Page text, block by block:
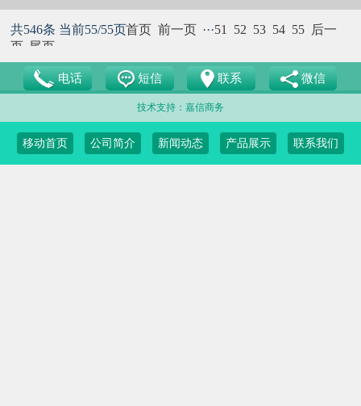
共546条 当前55/55页首页 前一页 ···51 52 53 54 55 后一
页 尾页
电话 短信 联系 微信
技术支持：嘉信商务
移动首页 公司简介 新闻动态 产品展示 联系我们